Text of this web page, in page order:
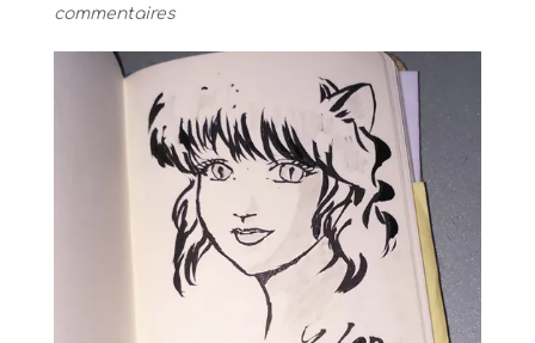
commentaires